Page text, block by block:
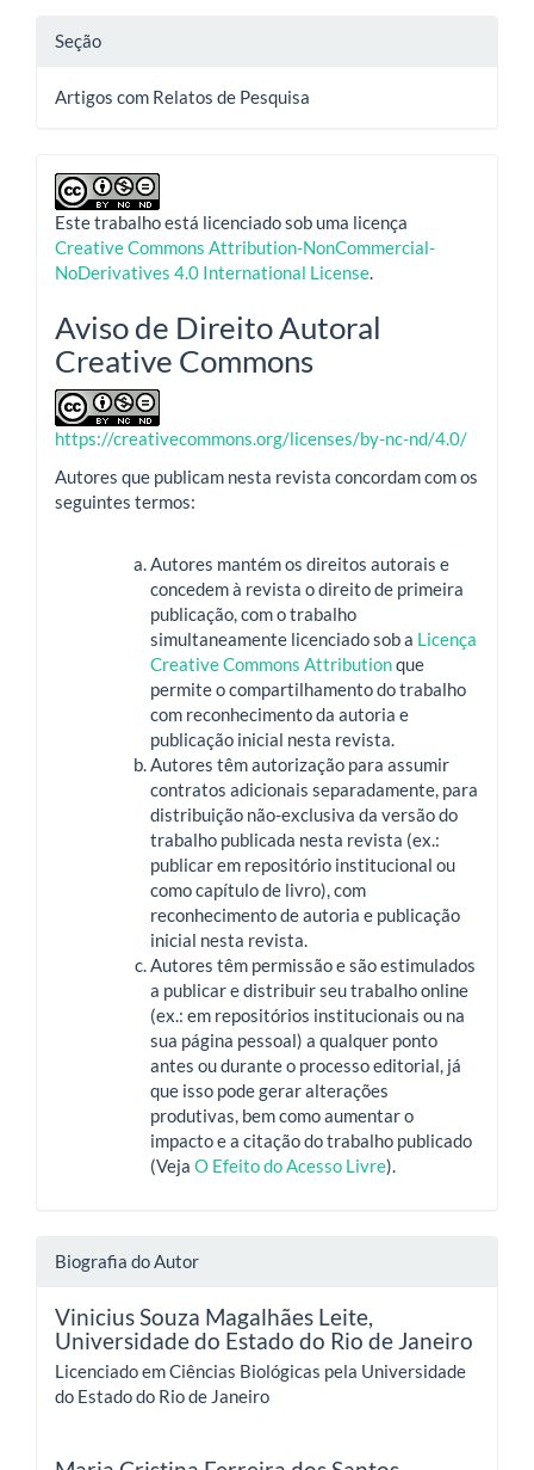
Seção
Artigos com Relatos de Pesquisa
Este trabalho está licenciado sob uma licença
Creative Commons Attribution-NonCommercial-
NoDerivatives 4.0 International License.
Aviso de Direito Autoral
Creative Commons
https://creativecommons.org/licenses/by-nc-nd/4.0/
Autores que publicam nesta revista concordam com os
seguintes termos:
Autores mantém os direitos autorais e
concedem à revista o direito de primeira
publicação, com o trabalho
simultaneamente licenciado sob a Licença
Creative Commons Attributionque
permite o compartilhamento do trabalho
com reconhecimento da autoria e
publicação inicial nesta revista.
Autores têm autorização para assumir
contratos adicionais separadamente, para
distribuição não-exclusiva da versão do
trabalho publicada nesta revista (ex.:
publicar em repositório institucional ou
como capítulo de livro), com
reconhecimento de autoria e publicação
inicial nesta revista.
Autores têm permissão e são estimulados
a publicar e distribuir seu trabalho online
(ex.: em repositórios institucionais ou na
sua página pessoal) a qualquer ponto
antes ou durante o processo editorial, já
que isso pode gerar alterações
produtivas, bem como aumentar o
impacto e a citação do trabalho publicado
(Veja O Efeito do Acesso Livre).
Biografia do Autor
Vinicius Souza Magalhães Leite,
Universidade do Estado do Rio de Janeiro
Licenciado em Ciências Biológicas pela Universidade
do Estado do Rio de Janeiro